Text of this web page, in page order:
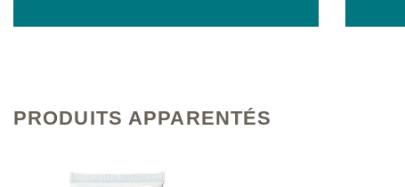
PRODUITS APPARENTÉS